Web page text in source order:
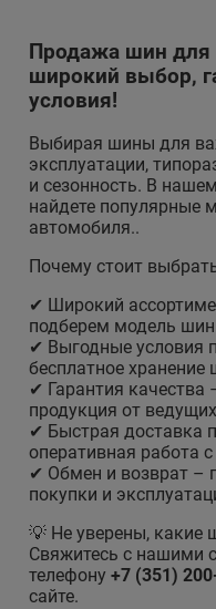
Продажа шин для
широкий выбор,
условия!
Выбирая шины для
эксплуатации,
и сезонность. В
найдете популярные
автомобиля..
Почему стоит
✔ Широкий
подберем модель
✔ Выгодные условия
бесплатное
✔ Гарантия качества
продукция от
✔ Быстрая доставка
оперативная работа
✔ Обмен и возврат –
покупки и
💡 Не уверены, какие
Свяжитесь с нашими
телефону +7 (351)
сайте.